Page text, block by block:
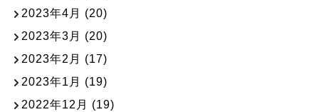
2023年4月 (20)
2023年3月 (20)
2023年2月 (17)
2023年1月 (19)
2022年12月 (19)